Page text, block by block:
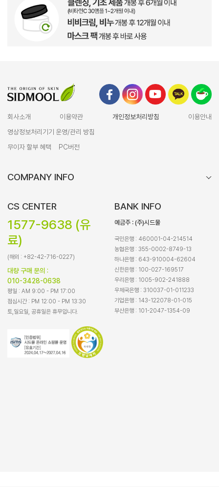
회사소개 이용약관 개인정보처리방침
이용안내
영상정보처리기기 운영/관리 방침
무이자 할부 혜택
PC버전
COMPANY INFO
CS CENTER
1577-9638 (유
료)
(해외 : +82-42-716-0227)
대량 구매 문의 :
010-3428-0638
평일 : AM 9:00 - PM 17:00
점심시간 : PM 12:00 - PM 13:30
토,일요일, 공휴일은 휴무입니다.
BANK INFO
예금주 : (주)시드물
국민은행 : 460001-04-214514
농협은행 : 355-0002-8749-13
하나은행 : 643-910004-62604
신한은행 : 100-027-169517
우리은행 : 1005-902-241888
우체국은행 : 310037-01-011233
기업은행 : 143-122078-01-015
부산은행 : 101-2047-1354-09